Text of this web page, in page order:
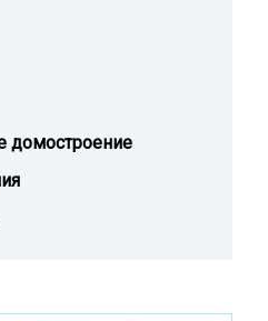
домостроение